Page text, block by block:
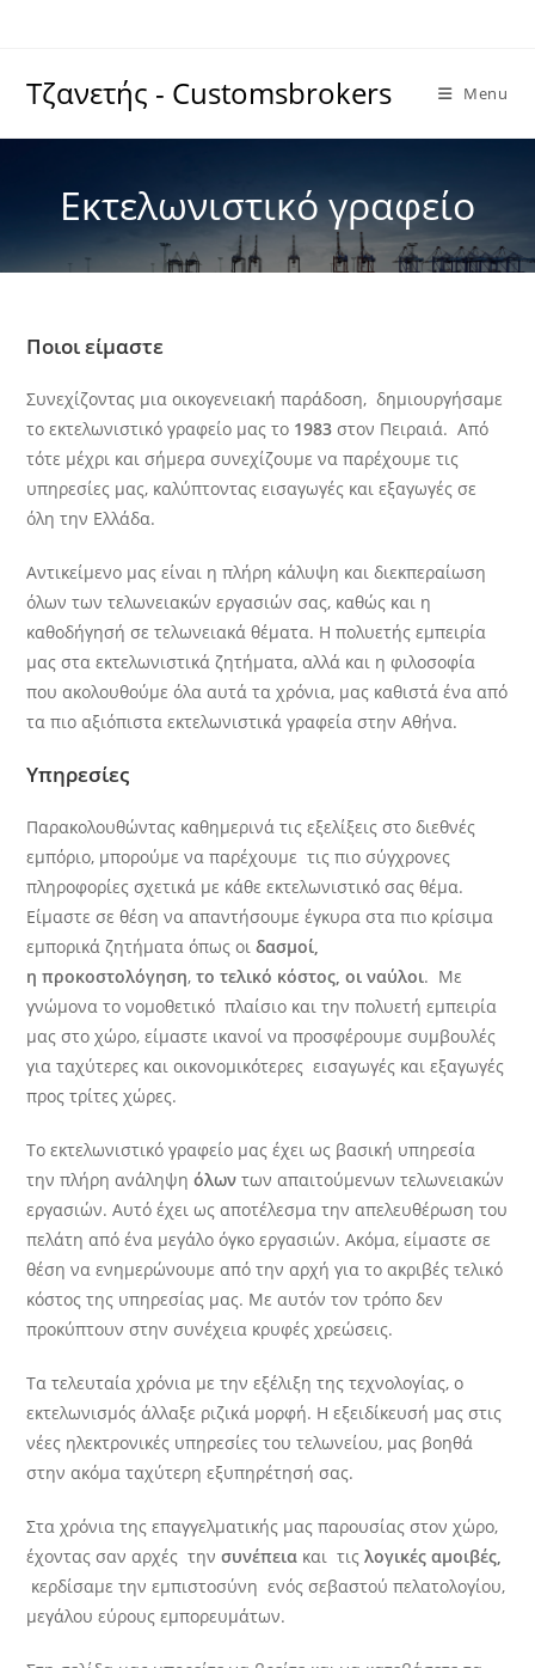
Τζανετής - Customsbrokers Menu
Εκτελωνιστικό γραφείο
Ποιοι είμαστε
Συνεχίζοντας μια οικογενειακή παράδοση, δημιουργήσαμε
το εκτελωνιστικό γραφείο μας το 1983 στον Πειραιά. Από
τότε μέχρι και σήμερα συνεχίζουμε να παρέχουμε τις
υπηρεσίες μας, καλύπτοντας εισαγωγές και εξαγωγές σε
όλη την Ελλάδα.
Αντικείμενο μας είναι η πλήρη κάλυψη και διεκπεραίωση
όλων των τελωνειακών εργασιών σας, καθώς και η
καθοδήγησή σε τελωνειακά θέματα. Η πολυετής εμπειρία
μας στα εκτελωνιστικά ζητήματα, αλλά και η φιλοσοφία
που ακολουθούμε όλα αυτά τα χρόνια, μας καθιστά ένα από
τα πιο αξιόπιστα εκτελωνιστικά γραφεία στην Αθήνα.​
Υπηρεσίες
Παρακολουθώντας καθημερινά τις εξελίξεις στο διεθνές
εμπόριο, μπορούμε να παρέχουμε τις πιο σύγχρονες
πληροφορίες σχετικά με κάθε εκτελωνιστικό σας θέμα.
Είμαστε σε θέση να απαντήσουμε έγκυρα στα πιο κρίσιμα
εμπορικά ζητήματα όπως οιδασμοί,
η προκοστολόγηση, το τελικό κόστος, οι ναύλοι. Με
γνώμονα το νομοθετικό πλαίσιο και την πολυετή εμπειρία
μας στο χώρο, είμαστε ικανοί να προσφέρουμε συμβουλές
για ταχύτερες και οικονομικότερες εισαγωγές και εξαγωγές
προς τρίτες χώρες.
Το εκτελωνιστικό γραφείο μας έχει ως βασική υπηρεσία
την πλήρη ανάληψηόλων των απαιτούμενων τελωνειακών
εργασιών. Αυτό έχει ως αποτέλεσμα την απελευθέρωση του
πελάτη από ένα μεγάλο όγκο εργασιών. Ακόμα, είμαστε σε
θέση να ενημερώνουμε από την αρχή για το ακριβές τελικό
κόστος της υπηρεσίας μας. Με αυτόν τον τρόπο δεν
προκύπτουν στην συνέχεια κρυφές χρεώσεις.
Τα τελευταία χρόνια με την εξέλιξη της τεχνολογίας, ο
εκτελωνισμός άλλαξε ριζικά μορφή. Η εξειδίκευσή μας στις
νέες ηλεκτρονικές υπηρεσίες του τελωνείου, μας βοηθά
στην ακόμα ταχύτερη εξυπηρέτησή σας.
Στα χρόνια της επαγγελματικής μας παρουσίας στον χώρο,
έχοντας σαν αρχές τηνσυνέπεια και τιςλογικές αμοιβές,
κερδίσαμε την εμπιστοσύνη ενός σεβαστού πελατολογίου,
μεγάλου εύρους εμπορευμάτων.